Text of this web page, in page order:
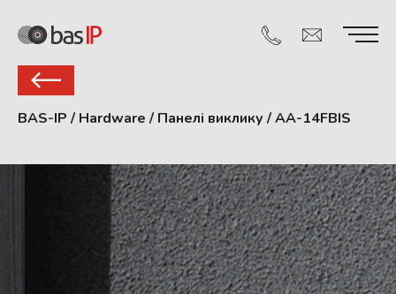
BAS-IP / Hardware / Панелі виклику /AA-14FBIS